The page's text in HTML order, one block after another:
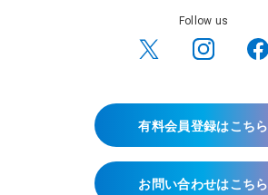
Follow us
有料会員登録はこちら
お問い合わせはこちら